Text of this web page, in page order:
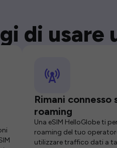
di usare
Rimani connesso
roaming
Una eSIM HelloGlobe ti
roaming del tuo
utilizzare traffico dati a